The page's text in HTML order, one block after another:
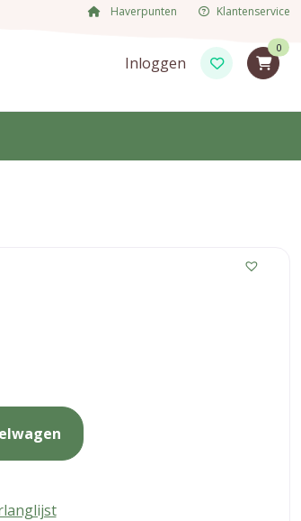
Haverpunten Klantenservice
Inloggen
0